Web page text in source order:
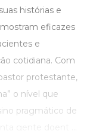
histórias e
eficazes
e
cotidiana. Com
protestante,
o nível que
pragmático de